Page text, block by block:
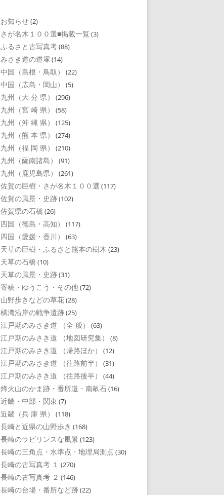
お知らせ(2)
さが名木１００選■掲載一覧 (3)
ふるさと古写真考(88)
みさき道の道塚 (14)
中国（島根・鳥取） (22)
中国（広島・岡山） (5)
九州（大 分 県） (296)
九州（宮 崎 県） (58)
九州（沖 縄 県） (125)
九州（熊 本 県） (274)
九州（福 岡 県） (210)
九州（薩南諸島） (91)
九州（鹿児島県） (261)
佐賀の巨樹・さが名木１００選 (117)
佐賀の風景・史跡(102)
佐賀県の石橋 (26)
四国（徳島・高知） (117)
四国（愛媛・香川） (63)
天草の巨樹・ふるさと熊本の樹木 (23)
天草の石橋 (10)
天草の風景・史跡(31)
寄稿・ゆうこう・その他(72)
山野歩きなどの草花(28)
橘湾沿岸の戦争遺跡(25)
江戸期のみさき道 （全 般） (63)
江戸期のみさき道 （地図研究集） (8)
江戸期のみさき道 （帰路ほか） (12)
江戸期のみさき道 （往路前半） (31)
江戸期のみさき道 （往路後半） (44)
烽火山のかま跡・番所道・南畝石(16)
近畿・中部・関東 (7)
近畿（兵 庫 県） (118)
長崎と近県の山野歩き (168)
長崎のラビリンスな風景 (123)
長崎の三角点・水準点・地理局測点 (30)
長崎の古写真考 １ (270)
長崎の古写真考 ２ (146)
長崎の台場・番所など跡(22)